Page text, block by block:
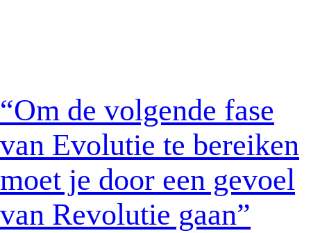
“Om de volgende fase
van Evolutie te bereiken
moet je door een gevoel
van Revolutie gaan”